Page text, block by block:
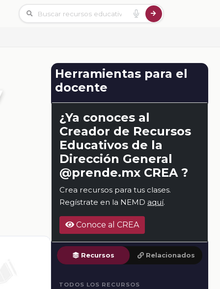
Herramientas para el
docente
¿Ya conoces al
Creador de Recursos
Educativos de la
Dirección General
@prende.mx CREA ?
Crea recursos para tus clases.
Regístrate en la NEMD aquí.
Conoce al CREA
Recursos Relacionados
TODOS LOS RECURSOS